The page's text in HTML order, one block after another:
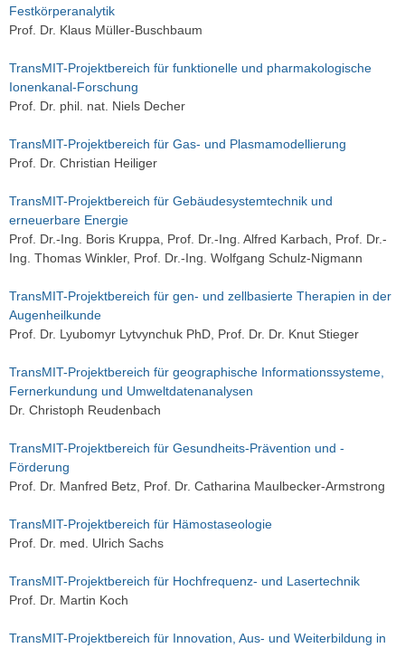
Festkörperanalytik
Prof. Dr. Klaus Müller-Buschbaum
TransMIT-Projektbereich für funktionelle und pharmakologische
Ionenkanal-Forschung
Prof. Dr. phil. nat. Niels Decher
TransMIT-Projektbereich für Gas- und Plasmamodellierung
Prof. Dr. Christian Heiliger
TransMIT-Projektbereich für Gebäudesystemtechnik und
erneuerbare Energie
Prof. Dr.-Ing. Boris Kruppa, Prof. Dr.-Ing. Alfred Karbach, Prof. Dr.-
Ing. Thomas Winkler, Prof. Dr.-Ing. Wolfgang Schulz-Nigmann
TransMIT-Projektbereich für gen- und zellbasierte Therapien in der
Augenheilkunde
Prof. Dr. Lyubomyr Lytvynchuk PhD, Prof. Dr. Dr. Knut Stieger
TransMIT-Projektbereich für geographische Informationssysteme,
Fernerkundung und Umweltdatenanalysen
Dr. Christoph Reudenbach
TransMIT-Projektbereich für Gesundheits-Prävention und -
Förderung
Prof. Dr. Manfred Betz, Prof. Dr. Catharina Maulbecker-Armstrong
TransMIT-Projektbereich für Hämostaseologie
Prof. Dr. med. Ulrich Sachs
TransMIT-Projektbereich für Hochfrequenz- und Lasertechnik
Prof. Dr. Martin Koch
TransMIT-Projektbereich für Innovation, Aus- und Weiterbildung in